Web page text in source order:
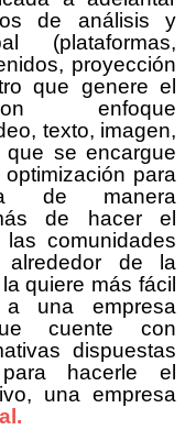
de análisis y
(plataformas,
proyección
que genere el
enfoque
texto, imagen,
que se encargue
para
de manera
de hacer el
comunidades
de la
quiere más fácil
a una empresa
cuente con
dispuestas
hacerle el
una empresa